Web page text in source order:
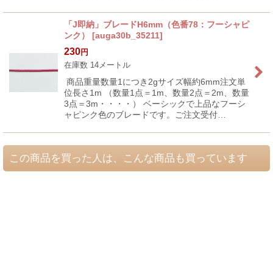
「J即納」ブレードH6mm（色番78：フーシャピ
ンク）
[auga30b_35211]
230円
在庫数 14メートル
商品重量数量1につき2gサイズ幅約6mm注文単
位長さ1m （数量1点＝1m、数量2点＝2m、数量
3点＝3m・・・・） ベーシックで上品なフーシ
ャピンク色のブレードです。ご注文受付…
この商品を買った人は、こんな商品も買っています